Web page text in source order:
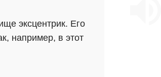
эксцентрик. Его
например, в этот